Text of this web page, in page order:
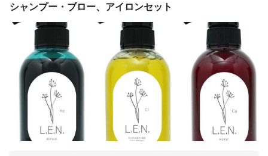
シャンプー・ブロー、アイロンセット